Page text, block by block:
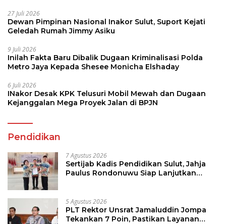
27 Juli 2026
Dewan Pimpinan Nasional Inakor Sulut, Suport Kejati
Geledah Rumah Jimmy Asiku
9 Juli 2026
Inilah Fakta Baru Dibalik Dugaan Kriminalisasi Polda
Metro Jaya Kepada Shesee Monicha Elshaday
6 Juli 2026
INakor Desak KPK Telusuri Mobil Mewah dan Dugaan
Kejanggalan Mega Proyek Jalan di BPJN
Pendidikan
7 Agustus 2026
Sertijab Kadis Pendidikan Sulut, Jahja
Paulus Rondonuwu Siap Lanjutkan
5 Agustus 2026
PLT Rektor Unsrat Jamaluddin Jompa
Tekankan 7 Poin, Pastikan Layanan